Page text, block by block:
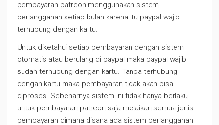
pembayaran patreon menggunakan sistem
berlangganan setiap bulan karena itu paypal wajib
terhubung dengan kartu.
Untuk diketahui setiap pembayaran dengan sistem
otomatis atau berulang di paypal maka paypal wajib
sudah terhubung dengan kartu. Tanpa terhubung
dengan kartu maka pembayaran tidak akan bisa
diproses. Sebenarnya sistem ini tidak hanya berlaku
untuk pembayaran patreon saja melaikan semua jenis
pembayaran dimana disana ada sistem berlangganan